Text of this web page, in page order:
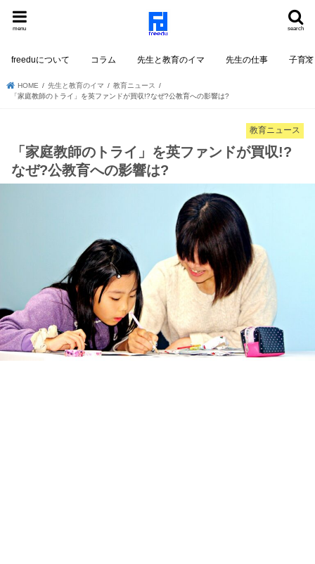
search
menu
freeduについて コラム 先生と教育のイマ 先生の仕事 子育て
HOME 先生と教育のイマ
教育ニュース
「家庭教師のトライ」を英ファンドが買収!?なぜ?公教育への影響は?
教育ニュース
「家庭教師のトライ」を英ファンドが買収!?
なぜ?公教育への影響は?